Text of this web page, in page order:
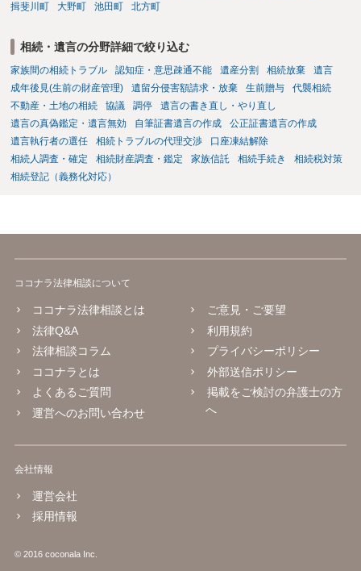
揖斐川町
大野町 池田町 北方町
相続・遺言の分野詳細で絞り込む
家族間の相続トラブル 認知症・意思疎通不能 遺産分割 相続放棄
遺言
成年後見(生前の財産管理)
遺留分侵害額請求・放棄 生前贈与
代襲相続
不動産・土地の相続
協議 調停
遺言の書き直し・やり直し
遺言の真偽鑑定・遺言無効
自筆証書遺言の作成
公正証書遺言の作成
遺言執行者の選任
相続トラブルの代理交渉
口座凍結解除
相続人調査・確定
相続財産調査・鑑定 家族信託 相続手続き
相続税対策
相続登記（義務化対応）
ココナラ法律相談について
ココナラ法律相談とは
法律Q&A
法律相談コラム
ココナラとは
よくあるご質問
運営へのお問い合わせ
ご意見・ご要望
利用規約
プライバシーポリシー
外部送信ポリシー
掲載をご検討の弁護士の方
へ
会社情報
運営会社
採用情報
© 2016 coconala Inc.